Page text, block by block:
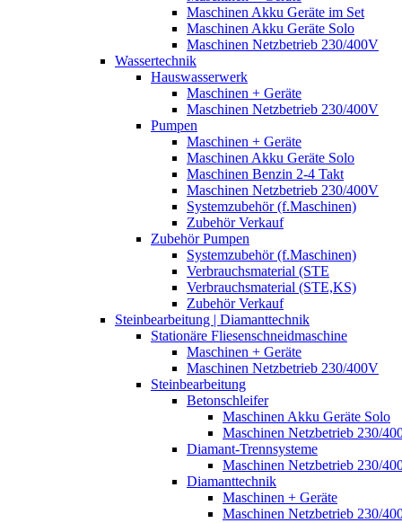
Maschinen Akku Geräte im Set
Maschinen Akku Geräte Solo
Maschinen Netzbetrieb 230/400V
Wassertechnik
Hauswasserwerk
Maschinen + Geräte
Maschinen Netzbetrieb 230/400V
Pumpen
Maschinen + Geräte
Maschinen Akku Geräte Solo
Maschinen Benzin 2-4 Takt
Maschinen Netzbetrieb 230/400V
Systemzubehör (f.Maschinen)
Zubehör Verkauf
Zubehör Pumpen
Systemzubehör (f.Maschinen)
Verbrauchsmaterial (STE
Verbrauchsmaterial (STE,KS)
Zubehör Verkauf
Steinbearbeitung | Diamanttechnik
Stationäre Fliesenschneidmaschine
Maschinen + Geräte
Maschinen Netzbetrieb 230/400V
Steinbearbeitung
Betonschleifer
Maschinen Akku Geräte Solo
Maschinen Netzbetrieb 230/
Diamant-Trennsysteme
Maschinen Netzbetrieb 230/
Diamanttechnik
Maschinen + Geräte
Maschinen Netzbetrieb 230/